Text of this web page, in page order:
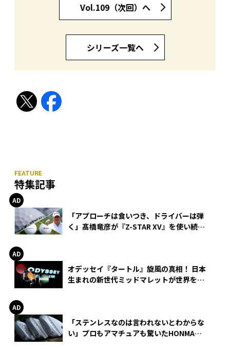
Vol.109（次回）へ
シリーズ一覧へ
特集記事
「アプローチは食いつき、ドライバーは弾
く」髙橋竜彦が『Z-STAR XV』を使い続け
オデッセイ『タートル』旋風の真相！ 日本
生まれの新世代ミッドマレットが世界を席
「ステンレスなのは言われないとわからな
い」プロもアマチュアも驚いたHONMA